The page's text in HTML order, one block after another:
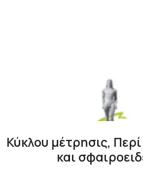
Κύκλου μέτρησις,
και